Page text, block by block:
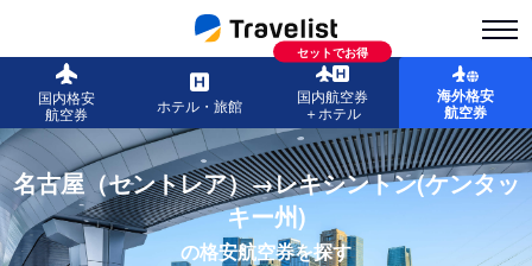
国内格安
航空券
ホテル・旅館
セットでお得
国内航空券
＋ホテル
海外格安
航空券
名古屋（セントレア）→レキシントン(ケンタッ
キー州)
の格安航空券を探す